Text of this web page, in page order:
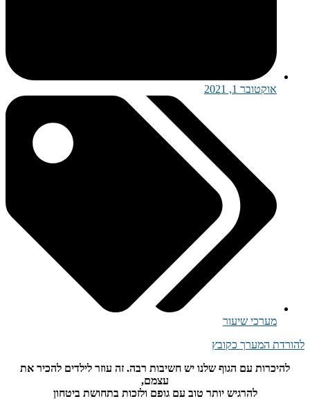
אוקטובר 1, 2021
מערכי שיעור
להורדת המערך כקובץ
להיכרות עם הגוף שלנו יש חשיבות רבה. זה עוזר לילדים להכיר את
עצמם,
להרגיש יותר טוב עם גופם ולזכות בתחושת ביטחון